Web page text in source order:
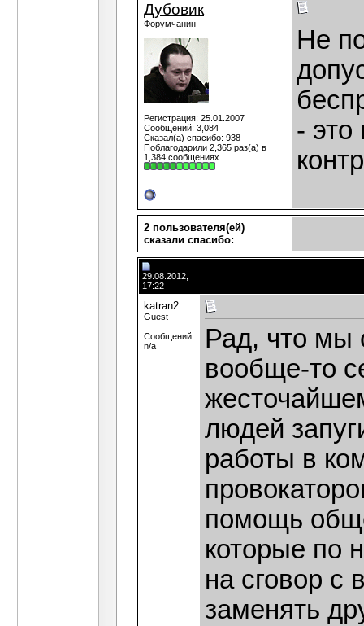
Дубовик
Форумчанин
Регистрация: 25.01.2007
Сообщений: 3,084
Сказал(а) спасибо: 938
Поблагодарили 2,365 раз(а) в
1,384 сообщениях
Не
- это
2 пользователя(ей)
сказали cпасибо:
29.08.2012,
17:22
katran2
Guest
Сообщений:
n/a
Рад, что мы
вообще-то
людей
работы в
помощь
которые по
на сговор с
заменять